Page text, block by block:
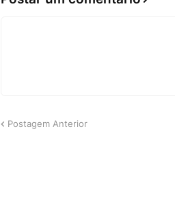
Postagem Anterior